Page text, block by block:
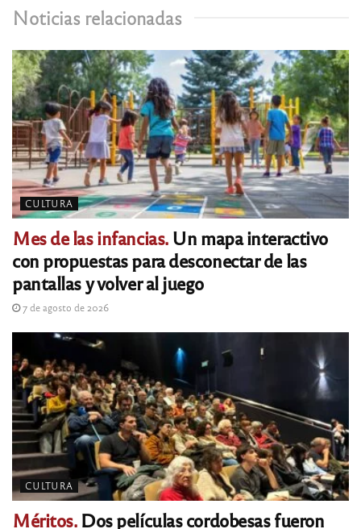
Noticias relacionadas
CULTURA
Mes de las infancias.Un mapa interactivo
con propuestas para desconectar de las
pantallas y volver al juego
7 de agosto de 2026
CULTURA
Méritos.Dos películas cordobesas fueron